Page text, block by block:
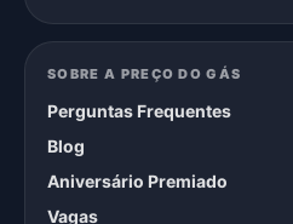
SOBRE A PREÇO DO GÁS
Perguntas Frequentes
Blog
Aniversário Premiado
Vagas